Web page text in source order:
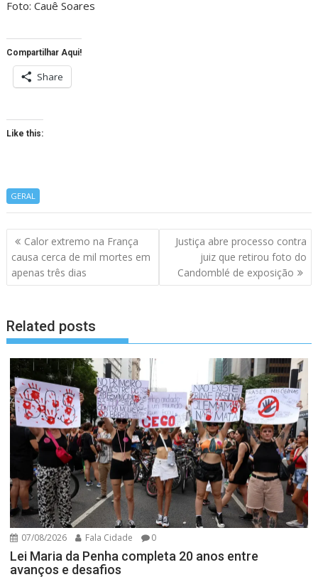
Foto: Cauê Soares
Compartilhar Aqui!
Share
Like this:
GERAL
Navegação
de
artigos
Calor extremo na França
causa cerca de mil mortes em
apenas três dias
Justiça abre processo contra
juiz que retirou foto do
Candomblé de exposição
Related posts
07/08/2026 Fala Cidade 0
Lei Maria da Penha completa 20 anos entre
avanços e desafios